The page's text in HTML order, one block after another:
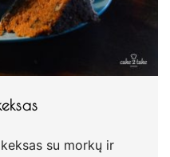
su morkų ir